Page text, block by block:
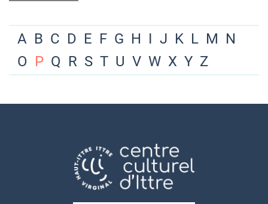
A B C D E F G H I J K L M N
O P Q R S T U V W X Y Z